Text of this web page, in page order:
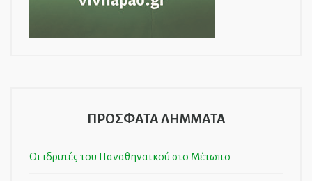
ΠΡΟΣΦΑΤΑ ΛΗΜΜΑΤΑ
Οι ιδρυτές του Παναθηναϊκού στο Μέτωπο